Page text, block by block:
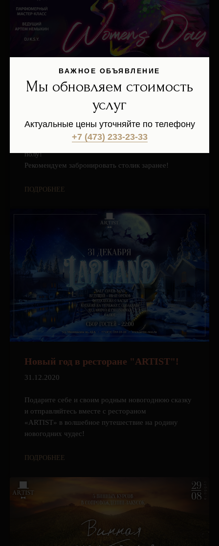
Women's Day
В самый женский день в году все внимание
ресторана «ARTIST» приковано к прекрасному
полу!
Рекомендуем забронировать столик заранее!
ПОДРОБНЕЕ
Новый год в ресторане "ARTIST"!
31.12.2020
Подарите себе и своим родным новогоднюю сказку
и отправляйтесь вместе с рестораном
«ARTIST» в волшебное путешествие на родину
новогодних чудес!
ПОДРОБНЕЕ
ВАЖНОЕ ОБЪЯВЛЕНИЕ
Мы обновляем стоимость
услуг
Актуальные цены уточняйте по телефону
+7 (473) 233-23-33